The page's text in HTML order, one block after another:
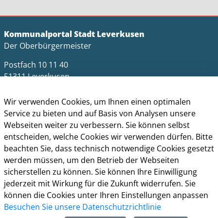
Kommunalportal Stadt Leverkusen
Der Oberbürgermeister
Postfach 10 11 40
51311 Leverkusen
Telefax: +49 (0)214 406-11004
postmaster@stadt.leverkusen.de
Öffnungszeiten
Die allgemeinen Servicezeiten der Verwaltung
(telefonische Erreichbarkeit) sind:
Montag bis Donnerstag: 8.30 bis 15.30 Uhr
Freitag: 8.30 Uhr bis 13.30 Uhr
Wir verwenden Cookies, um Ihnen einen optimalen
Service zu bieten und auf Basis von Analysen unsere
Webseiten weiter zu verbessern. Sie können selbst
entscheiden, welche Cookies wir verwenden dürfen. Bitte
beachten Sie, dass technisch notwendige Cookies gesetzt
werden müssen, um den Betrieb der Webseiten
sicherstellen zu können. Sie können Ihre Einwilligung
jederzeit mit Wirkung für die Zukunft widerrufen. Sie
können die Cookies unter Ihren Einstellungen anpassen
Besuchen Sie unsere Datenschutzrichtlinie